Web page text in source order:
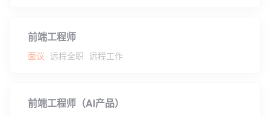
前端工程师
面议 远程全职 远程工作
前端工程师（AI产品）